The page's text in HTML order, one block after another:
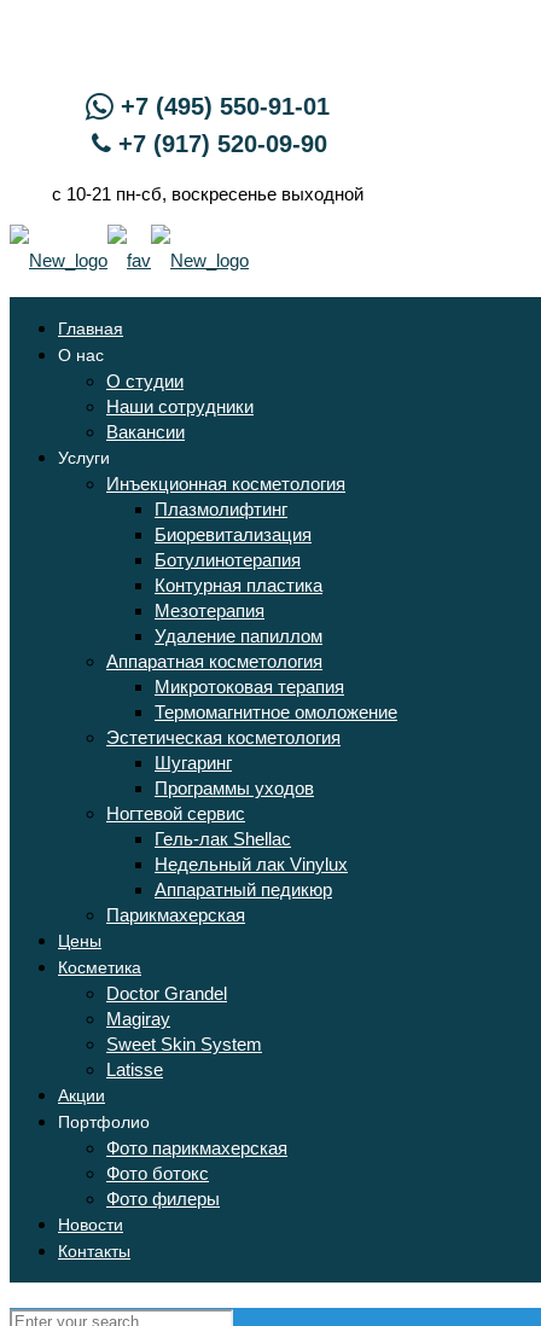
+7 (495) 550-91-01
+7 (917) 520-09-90
с 10-21 пн-сб, воскресенье выходной
Главная
О нас
О студии
Наши сотрудники
Вакансии
Услуги
Инъекционная косметология
Плазмолифтинг
Биоревитализация
Ботулинотерапия
Контурная пластика
Мезотерапия
Удаление папиллом
Аппаратная косметология
Микротоковая терапия
Термомагнитное омоложение
Эстетическая косметология
Шугаринг
Программы уходов
Ногтевой сервис
Гель-лак Shellac
Недельный лак Vinylux
Аппаратный педикюр
Парикмахерская
Цены
Косметика
Doctor Grandel
Magiray
Sweet Skin System
Latisse
Акции
Портфолио
Фото парикмахерская
Фото ботокс
Фото филеры
Новости
Контакты